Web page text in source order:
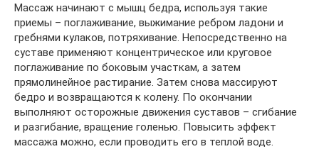
Массаж начинают с мышц бедра, используя такие
приемы – поглаживание, выжимание ребром ладони и
гребнями кулаков, потряхивание. Непосредственно на
суставе применяют концентрическое или круговое
поглаживание по боковым участкам, а затем
прямолинейное растирание. Затем снова массируют
бедро и возвращаются к колену. По окончании
выполняют осторожные движения суставов – сгибание
и разгибание, вращение голенью. Повысить эффект
массажа можно, если проводить его в теплой воде.